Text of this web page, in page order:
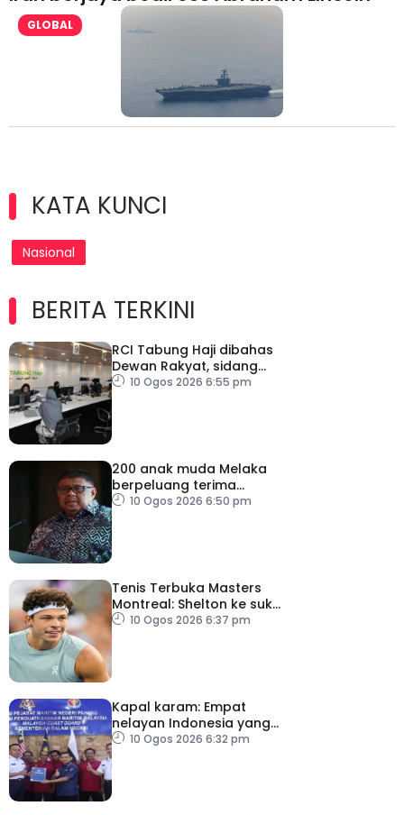
GLOBAL
KATA KUNCI
Nasional
BERITA TERKINI
RCI Tabung Haji dibahas
Dewan Rakyat, sidang
khas teliti penemuan dan
10 Ogos 2026 6:55 pm
200 anak muda Melaka
berpeluang terima
manfaat Dana
10 Ogos 2026 6:50 pm
Tenis Terbuka Masters
Montreal: Shelton ke suku
akhir10 Ogos 2026 6:37 pm
Kapal karam: Empat
nelayan Indonesia yang
terselamat diserah
10 Ogos 2026 6:32 pm